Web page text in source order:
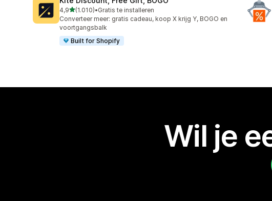
4,9van 5 sterren
(1.010)
1010 recensies in totaal
•Gratis te installeren
Converteer meer: gratis cadeau, koop X krijg Y, BOGO en
voortgangsbalk
Built for Shopify
Wil je